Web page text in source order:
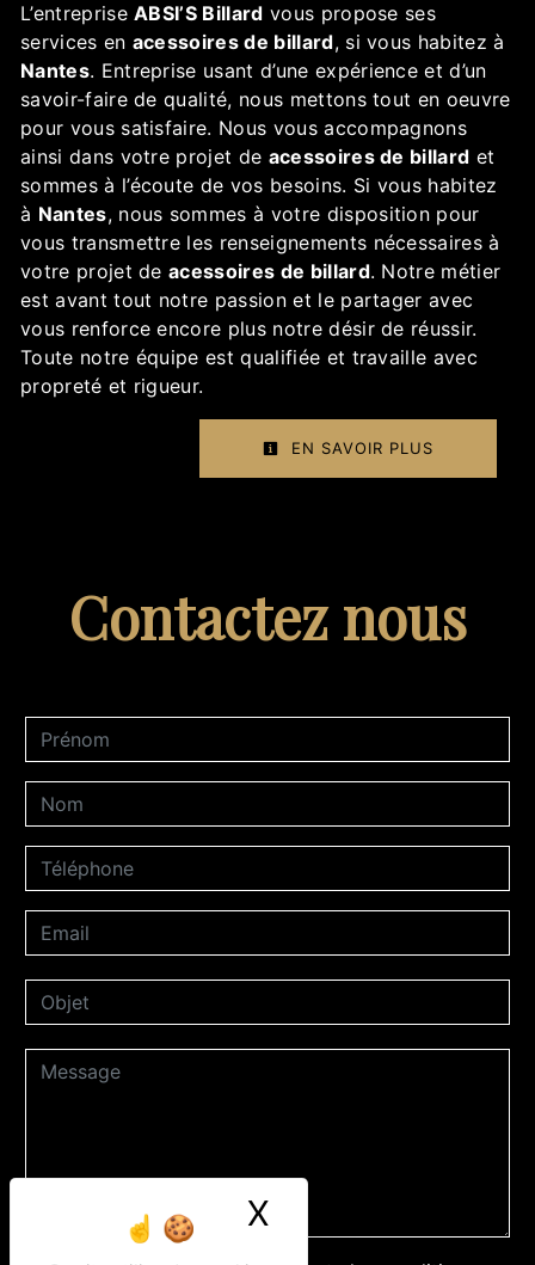
X
L’entrepriseABSI’S Billard vous propose ses
services en acessoires de billard, si vous habitez à
Nantes. Entreprise usant d’une expérience et d’un
savoir-faire de qualité, nous mettons tout en oeuvre
pour vous satisfaire. Nous vous accompagnons
ainsi dans votre projet de acessoires de billard et
sommes à l’écoute de vos besoins. Si vous habitez
à Nantes, nous sommes à votre disposition pour
vous transmettre les renseignements nécessaires à
votre projet deacessoires de billard. Notre métier
est avant tout notre passion et le partager avec
vous renforce encore plus notre désir de réussir.
Toute notre équipe est qualifiée et travaille avec
propreté et rigueur.
EN SAVOIR PLUS
Contactez nous